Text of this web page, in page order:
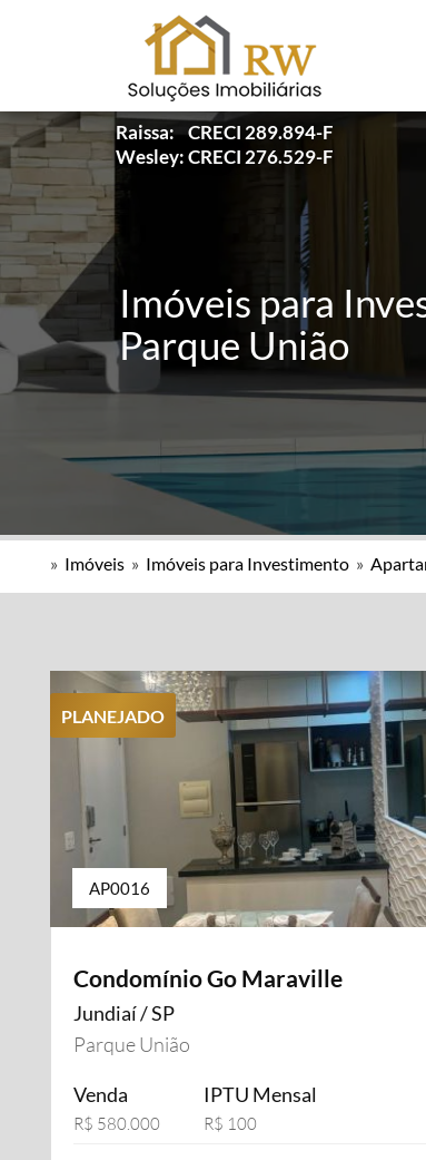
Raissa: CRECI 289.894-F
Wesley: CRECI 276.529-F
Imóveis para
Parque União
» Imóveis » Imóveis para Investimento »
PLANEJADO
AP0016
Condomínio Go Maraville
Jundiaí / SP
Parque União
Venda
R$ 580.000
IPTU Mensal
R$ 100